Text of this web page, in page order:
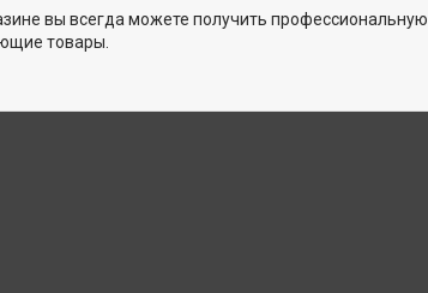
вы всегда можете получить профессиональную
товары.